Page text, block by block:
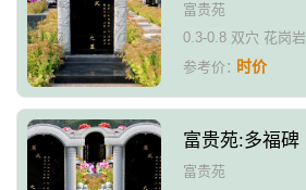
富贵苑
0.3-0.8 双穴 花岗岩
参考价：时价
富贵苑:多福碑
富贵苑